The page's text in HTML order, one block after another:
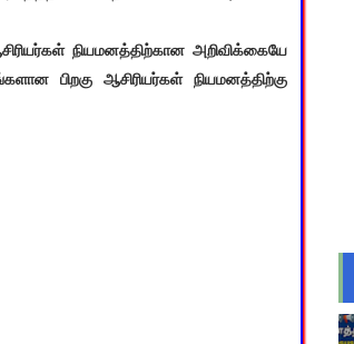
நியமனத்திற்கான அறிவிக்கையே
பிறகு ஆசிரியர்கள் நியமனத்திற்கு